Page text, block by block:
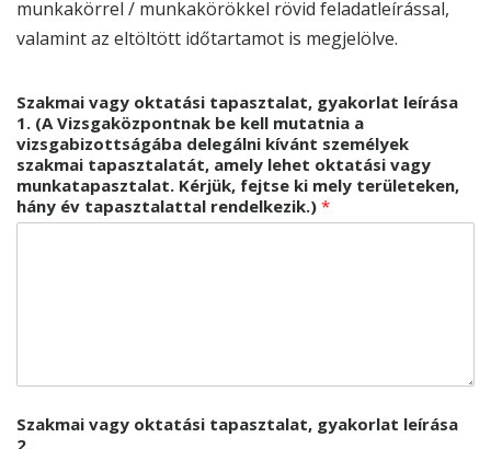
munkakörrel / munkakörökkel rövid feladatleírással,
valamint az eltöltött időtartamot is megjelölve.
Szakmai vagy oktatási tapasztalat, gyakorlat leírása
1. (A Vizsgaközpontnak be kell mutatnia a
vizsgabizottságába delegálni kívánt személyek
szakmai tapasztalatát, amely lehet oktatási vagy
munkatapasztalat. Kérjük, fejtse ki mely területeken,
hány év tapasztalattal rendelkezik.) *
Szakmai vagy oktatási tapasztalat, gyakorlat leírása
2.